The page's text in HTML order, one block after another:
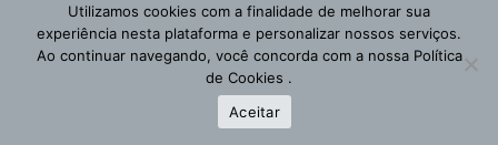
Utilizamos cookies com a finalidade de melhorar sua
experiência nesta plataforma e personalizar nossos serviços.
Ao continuar navegando, você concorda com a nossa Política
de Cookies .
Aceitar